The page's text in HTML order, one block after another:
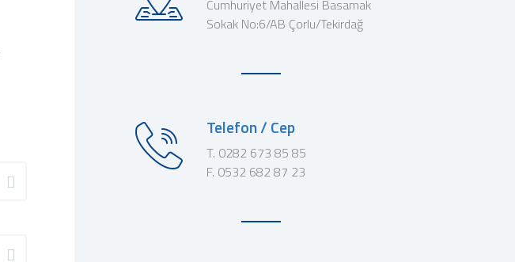
Cumhuriyet Mahallesi Basamak
Sokak No:6/AB Çorlu/Tekirdağ
Telefon / Cep
T. 0282 673 85 85
F. 0532 682 87 23